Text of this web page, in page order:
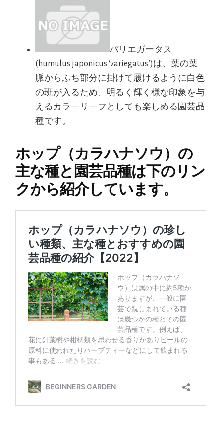
バリエガータス
(humulus japonicus ‘variegatus’)は、葉の葉
脈からふち部分に掛けて履けるように白色
の班が入るため、明るく輝く様な印象を与
えるカラーリーフとしても楽しめる園芸品
種です。
ホップ（カラハナソウ）の
主な種と園芸品種は下のリン
クから紹介しています。